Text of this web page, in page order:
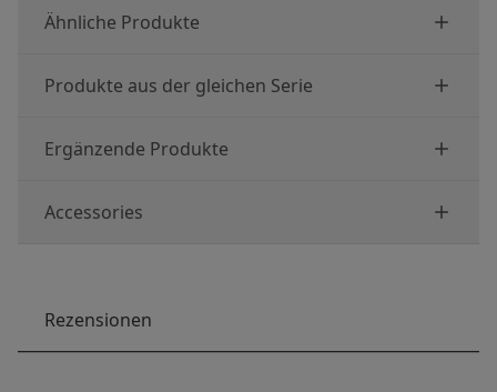
Ähnliche Produkte
Produkte aus der gleichen Serie
Ergänzende Produkte
Accessories
Rezensionen